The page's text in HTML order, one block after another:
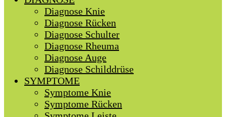
Diagnose Knie
Diagnose Rücken
Diagnose Schulter
Diagnose Rheuma
Diagnose Auge
Diagnose Schilddrüse
SYMPTOME
Symptome Knie
Symptome Rücken